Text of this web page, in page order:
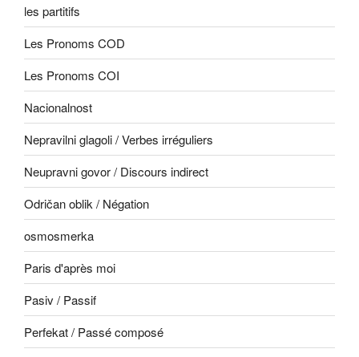
les partitifs
Les Pronoms COD
Les Pronoms COI
Nacionalnost
Nepravilni glagoli / Verbes irréguliers
Neupravni govor / Discours indirect
Odričan oblik / Négation
osmosmerka
Paris d'après moi
Pasiv / Passif
Perfekat / Passé composé